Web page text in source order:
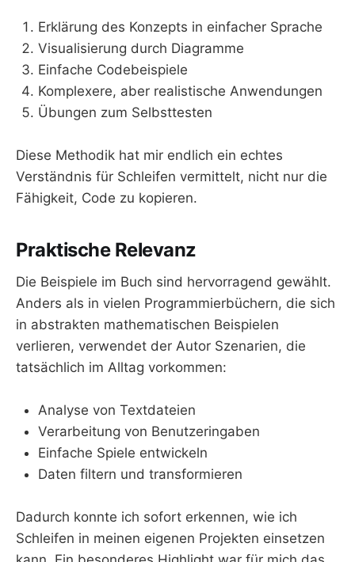
Erklärung des Konzepts in einfacher Sprache
Visualisierung durch Diagramme
Einfache Codebeispiele
Komplexere, aber realistische Anwendungen
Übungen zum Selbsttesten
Diese Methodik hat mir endlich ein echtes
Verständnis für Schleifen vermittelt, nicht nur die
Fähigkeit, Code zu kopieren.
Praktische Relevanz
Die Beispiele im Buch sind hervorragend gewählt.
Anders als in vielen Programmierbüchern, die sich
in abstrakten mathematischen Beispielen
verlieren, verwendet der Autor Szenarien, die
tatsächlich im Alltag vorkommen:
Analyse von Textdateien
Verarbeitung von Benutzeringaben
Einfache Spiele entwickeln
Daten filtern und transformieren
Dadurch konnte ich sofort erkennen, wie ich
Schleifen in meinen eigenen Projekten einsetzen